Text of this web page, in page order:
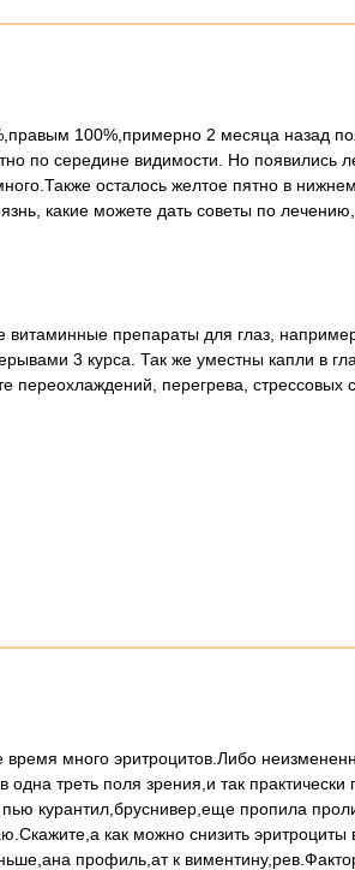
100%,примерно 2 месяца назад
по середине видимости. Но появились
осталось желтое пятно в
какие можете дать советы по
витаминные препараты для глаз,
3 курса. Так же уместны капли в
переохлаждений, перегрева,
много эритроцитов.Либо
треть поля зрения,и так
курантил,бруснивер,еще пропила
как можно снизить
профиль,ат к